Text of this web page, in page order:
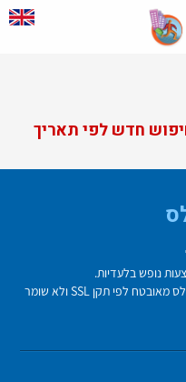
חדש לפי תאריך
נופש בלעדיות.
הזמנה באתר ללא חיוב, התשלום במלון. הוטלס מאובטח לפי תקן SSL ולא שומר